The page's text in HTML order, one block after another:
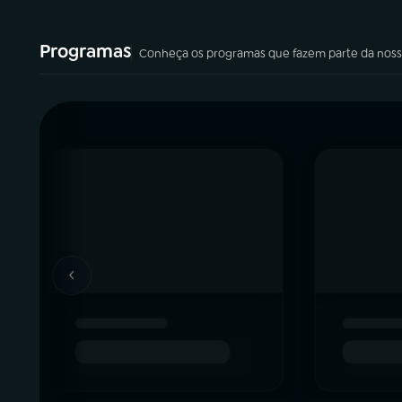
Programas Conheça os programas que fazem parte da
Use as setas esquerda e direita para navegar
‹